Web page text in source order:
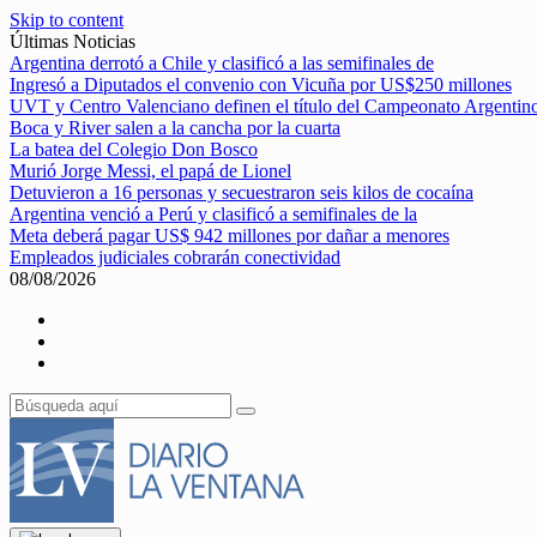
Skip to content
Últimas Noticias
Argentina derrotó a Chile y clasificó a las semifinales de
Ingresó a Diputados el convenio con Vicuña por US$250 millones
UVT y Centro Valenciano definen el título del Campeonato
Boca y River salen a la cancha por la cuarta
La batea del Colegio Don Bosco
Murió Jorge Messi, el papá de Lionel
Detuvieron a 16 personas y secuestraron seis kilos de cocaína
Argentina venció a Perú y clasificó a semifinales de la
Meta deberá pagar US$ 942 millones por dañar a menores
Empleados judiciales cobrarán conectividad
08/08/2026